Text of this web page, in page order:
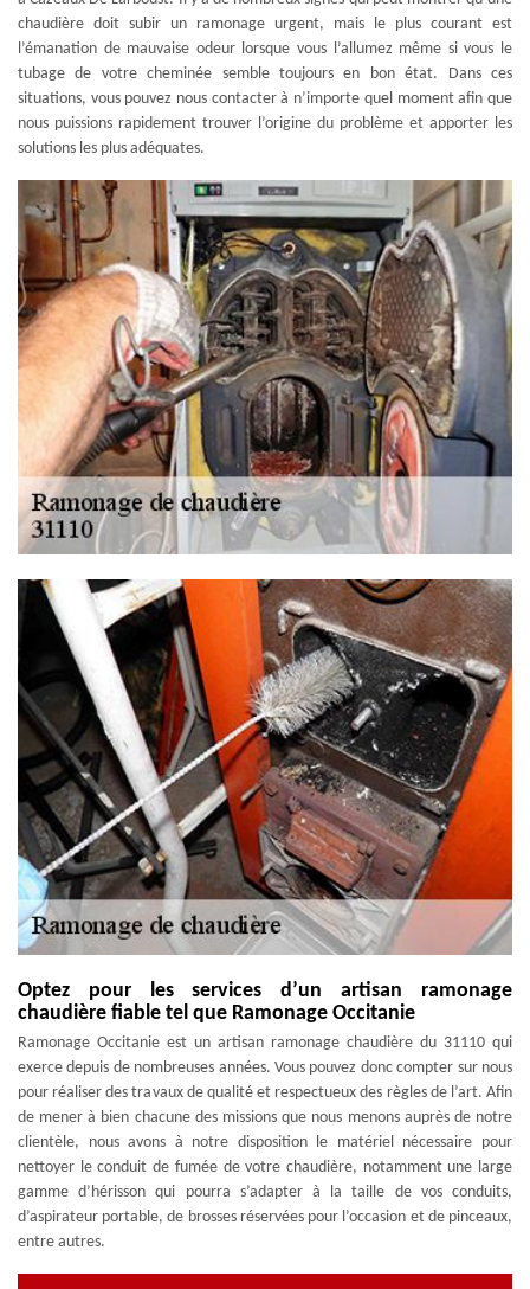
chaudière doit subir un ramonage urgent, mais le plus courant est
l’émanation de mauvaise odeur lorsque vous l’allumez même si vous le
tubage de votre cheminée semble toujours en bon état. Dans ces
situations, vous pouvez nous contacter à n’importe quel moment afin que
nous puissions rapidement trouver l’origine du problème et apporter les
solutions les plus adéquates.
Optez pour les services d’un artisan ramonage
chaudière fiable tel que Ramonage Occitanie
Ramonage Occitanie est un artisan ramonage chaudière du 31110 qui
exerce depuis de nombreuses années. Vous pouvez donc compter sur nous
pour réaliser des travaux de qualité et respectueux des règles de l’art. Afin
de mener à bien chacune des missions que nous menons auprès de notre
clientèle, nous avons à notre disposition le matériel nécessaire pour
nettoyer le conduit de fumée de votre chaudière, notamment une large
gamme d’hérisson qui pourra s’adapter à la taille de vos conduits,
d’aspirateur portable, de brosses réservées pour l’occasion et de pinceaux,
entre autres.